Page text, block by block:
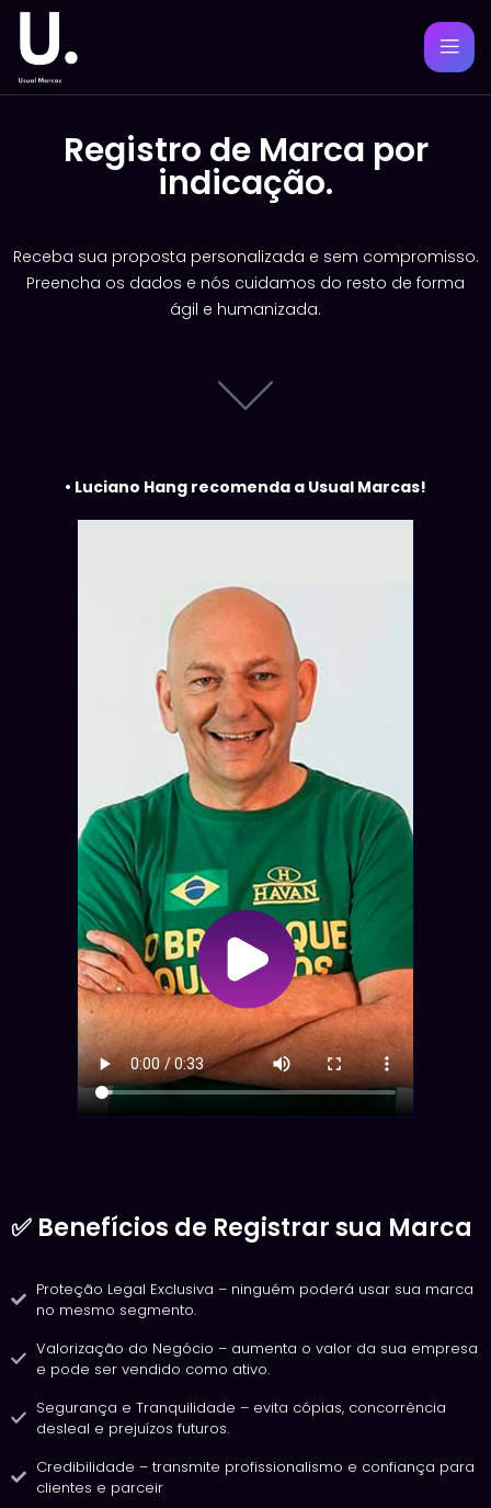
Registro de Marca por
indicação.
Receba sua proposta personalizada e sem compromisso.
Preencha os dados e nós cuidamos do resto de forma
ágil e humanizada.
• Luciano Hang recomenda a Usual Marcas!
✅ Benefícios de Registrar sua Marca
Proteção Legal Exclusiva – ninguém poderá usar sua marca
no mesmo segmento.
Valorização do Negócio – aumenta o valor da sua empresa
e pode ser vendido como ativo.
Segurança e Tranquilidade – evita cópias, concorrência
desleal e prejuízos futuros.
Credibilidade – transmite profissionalismo e confiança para
clientes e parceir